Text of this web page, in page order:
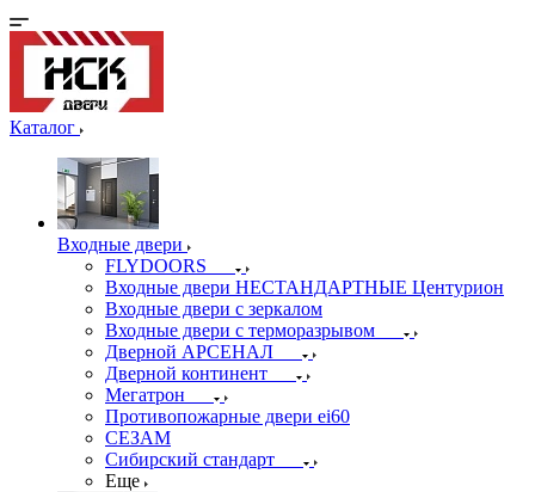
Каталог
Входные двери
FLYDOORS
Входные двери НЕСТАНДАРТНЫЕ Центурион
Входные двери с зеркалом
Входные двери с терморазрывом
Дверной АРСЕНАЛ
Дверной континент
Мегатрон
Противопожарные двери ei60
СЕЗАМ
Сибирский стандарт
Еще